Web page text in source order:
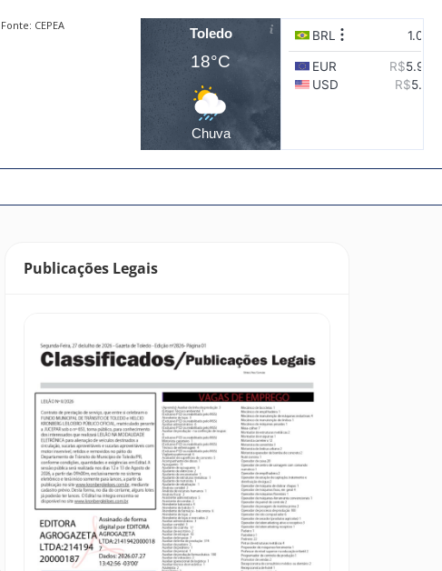
Fonte: CEPEA
Toledo
18°C
Chuva
Publicações Legais